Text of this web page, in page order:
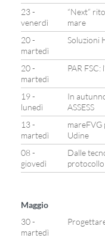
23 -
venerdì
“Next”
mare
20 -
martedì
Soluzioni
20 -
martedì
PAR
19 -
lunedì
In
ASSESS
13 -
martedì
mareFVG
Udine
08 -
giovedì
Dalle
Maggio
30 -
martedì